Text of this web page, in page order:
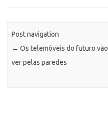
Post navigation
← Os telemóveis do futuro vão
ver pelas paredes